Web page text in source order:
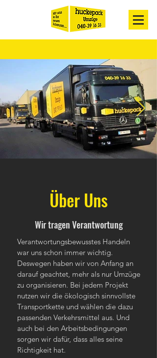
Über Uns
Wir tragen Verantwortung
Verantwortungsbewusstes Handeln
war uns schon immer wichtig.
Deswegen haben wir von Anfang an
darauf geachtet, mehr als nur Umzüge
zu organisieren. Bei jedem Projekt
nutzen wir die ökologisch sinnvollste
Transportkette und wählen die dazu
passenden Verkehrsmittel aus. Und
auch bei den Arbeitsbedingungen
sorgen wir dafür, dass alles seine
Richtigkeit hat.